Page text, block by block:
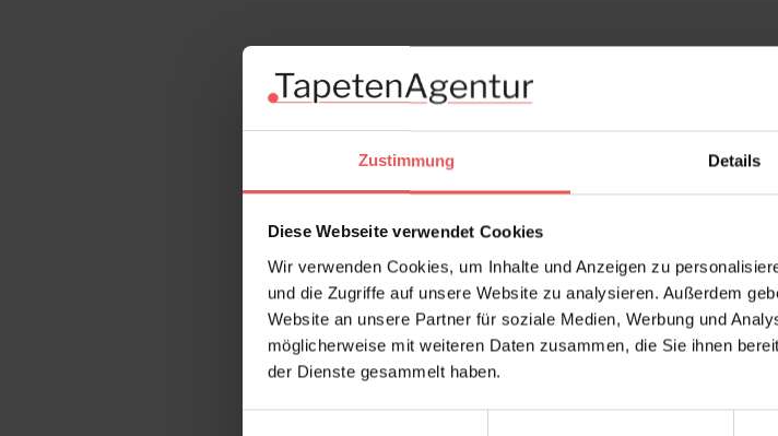
Zustimmung Details
Diese Webseite verwendet Cookies
Wir verwenden Cookies, um Inhalte und Anzeigen zu
und die Zugriffe auf unsere Website zu analysieren. Außerdem
Website an unsere Partner für soziale Medien, Werbung und
möglicherweise mit weiteren Daten zusammen, die Sie ihnen
der Dienste gesammelt haben.